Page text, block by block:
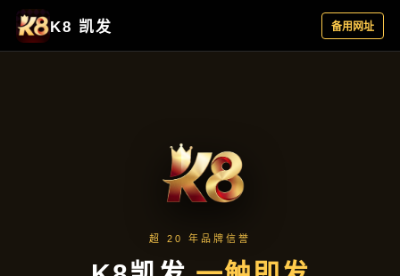
产品总览
首页 产品总览